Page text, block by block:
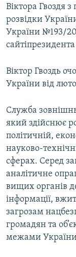
Усі сайти RFE/
Віктора Гвоздя
розвідки
України №193/
сайтіпрезидента
Віктор Гвоздь
України від
Служба
який здійснює
політичній,
науково-
сферах. Серед
аналітичне
вищих органів
інформації,
загрозам
громадян та
межами